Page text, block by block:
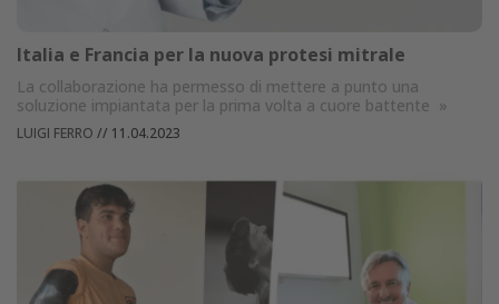
Italia e Francia per la nuova protesi mitrale
La collaborazione ha permesso di mettere a punto una
soluzione impiantata per la prima volta a cuore battente »
LUIGI FERRO // 11.04.2023